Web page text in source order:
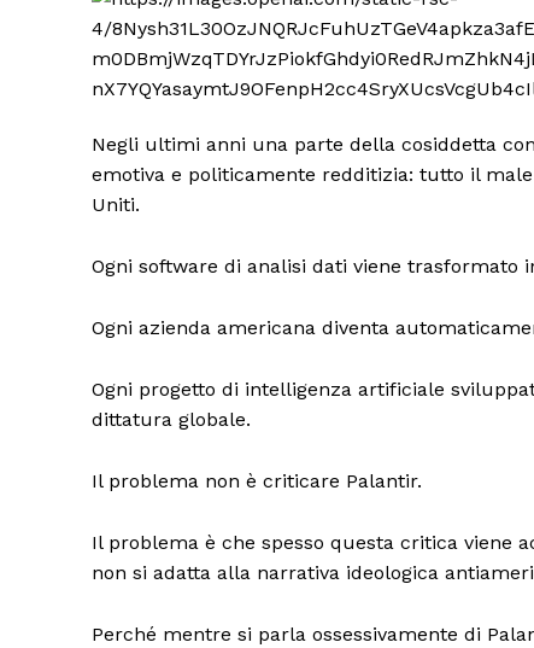
Negli ultimi anni una parte della cosiddetta
emotiva e politicamente redditizia: tutto il
Uniti.
Ogni software di analisi dati viene
Ogni azienda americana diventa
Ogni progetto di intelligenza artificiale
dittatura globale.
Il problema non è criticare Palantir.
Il problema è che spesso questa critica viene
non si adatta alla narrativa ideologica
Perché mentre si parla ossessivamente di